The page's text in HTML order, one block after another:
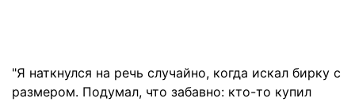
"Я наткнулся на речь случайно, когда искал бирку с
размером. Подумал, что забавно: кто-то купил